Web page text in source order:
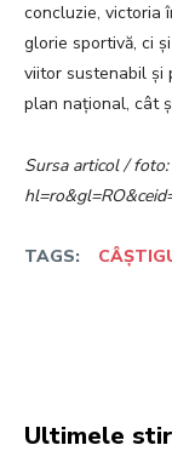
concluzie, victoria
glorie sportivă, ci
viitor sustenabil și
plan național, cât
Sursa articol /
TAGS:
Ultimele